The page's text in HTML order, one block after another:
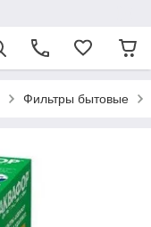
Фильтры бытовые